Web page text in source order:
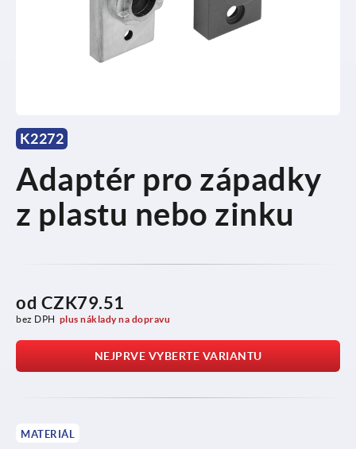
K2272
Adaptér pro západky
z plastu nebo zinku
od CZK79.51
bez DPH plus náklady na dopravu
NEJPRVE VYBERTE VARIANTU
MATERIÁL